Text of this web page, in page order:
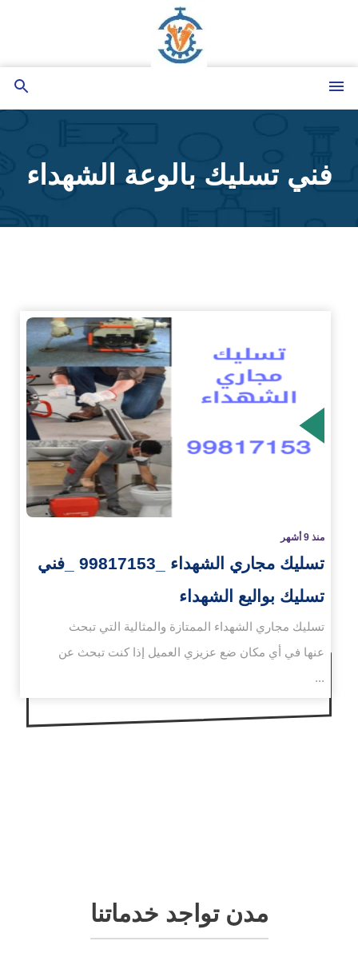
المحتوى
فني تسليك بالوعة الشهداء
منذ 9 أشهر
تسليك مجاري الشهداء _99817153 _فني
تسليك بواليع الشهداء
تسليك مجاري الشهداء الممتازة والمثالية التي تبحث
عنها في أي مكان ضع عزيزي العميل إذا كنت تبحث عن
...
مدن تواجد خدماتنا